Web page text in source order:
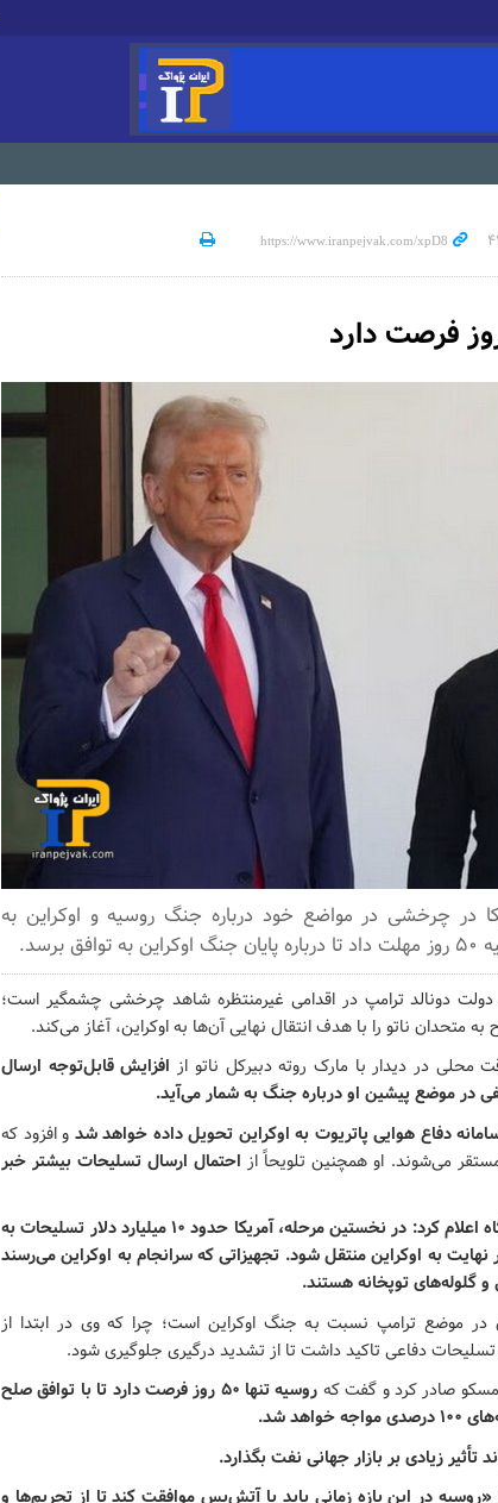
در چرخشی در مواضع خود درباره جنگ روسیه و اوکراین به
دونالد ترامپ در اقدامی غیرمنتظره شاهد چرخشی چشمگیر است؛
متحدان ناتو را با هدف انتقال نهایی آن‌ها به اوکراین، آغاز می‌کند.
محلی در دیدار با مارک روته دبیرکل ناتو از افزایش قابل‌توجه ارسال
در موضع پیشین او درباره جنگ به شمار می‌آید.
و افزود که
می‌شوند. او همچنین تلویحاً ازاحتمال ارسال تسلیحات بیشتر خبر
تارنمای اکسیوس به نقل از یک منبع آگاه اعلام کرد: در نخستین مرحله، آمریکا حدود ۱۰ میلیارد دلار تسلیحات به
به اوکراین منتقل شود. تجهیزاتی که سرانجام به اوکراین می‌رسند
گلوله‌های توپخانه هستند.
در موضع ترامپ نسبت به جنگ اوکراین است؛ چرا که وی در ابتدا از
تسلیحات دفاعی تاکید داشت تا از تشدید درگیری جلوگیری شود.
صادر کرد و گفت که
روسیه تنها ۵۰ روز فرصت دارد تا با توافق صلح
شد.
تأثیر زیادی بر بازار جهانی نفت بگذارد.